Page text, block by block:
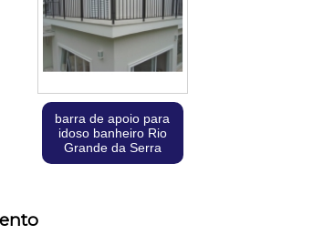
barra de apoio para
idoso banheiro Rio
Grande da Serra